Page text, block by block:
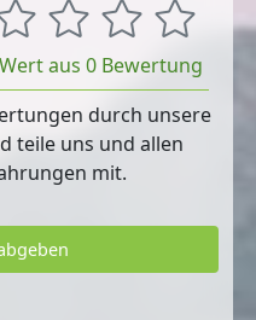
aus 0 Bewertung
durch unsere
teile uns und allen
mit.